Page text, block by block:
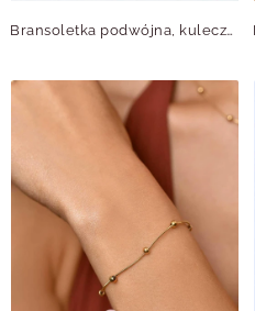
Bransoletka podwójna, kuleczki, złoty S106251Z00